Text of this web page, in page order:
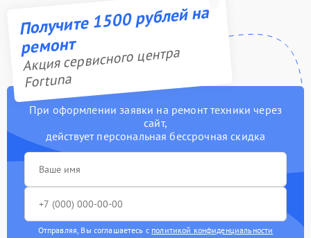
Получите 1500 рублей на
ремонт
Акция сервисного центра
Fortuna
При оформлении заявки на ремонт техники через
сайт,
действует персональная бессрочная скидка
Отправляя, Вы соглашаетесь с политикой конфиденциальности